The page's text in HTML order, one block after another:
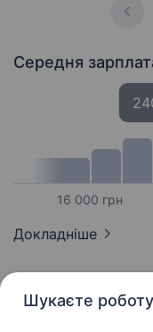
Шукаєте
Середня
16 000 грн
Докладніше